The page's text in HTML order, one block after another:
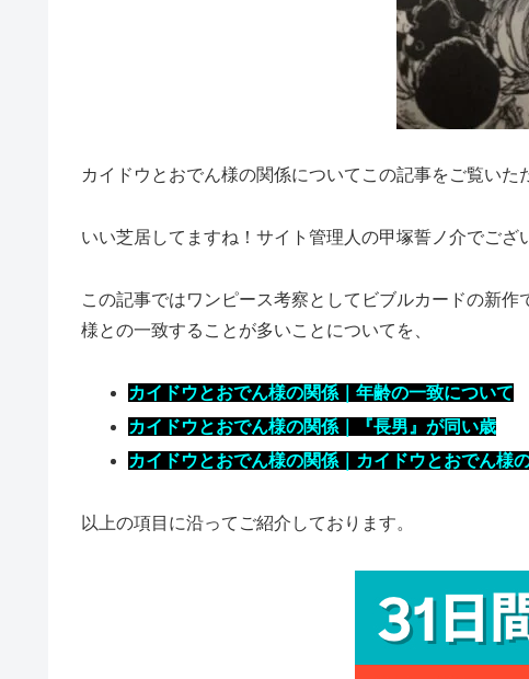
カイドウとおでん様の関係についてこの記事をご覧いた
いい芝居してますね！サイト管理人の甲塚誓ノ介でござ
この記事ではワンピース考察としてビブルカードの新
様との一致することが多いことについてを、
カイドウとおでん様の関係｜年齢の一致について
カイドウとおでん様の関係｜『長男』が同い歳
カイドウとおでん様の関係｜カイドウとおでん様
以上の項目に沿ってご紹介しております。